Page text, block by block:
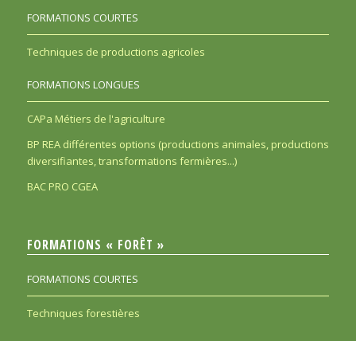
FORMATIONS COURTES
Techniques de productions agricoles
FORMATIONS LONGUES
CAPa Métiers de l'agriculture
BP REA différentes options (productions animales, productions
diversifiantes, transformations fermières...)
BAC PRO CGEA
FORMATIONS « FORÊT »
FORMATIONS COURTES
Techniques forestières